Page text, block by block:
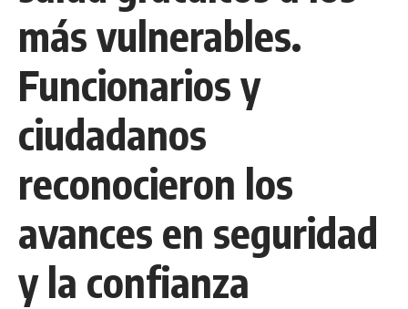
más vulnerables.
Funcionarios y
ciudadanos
reconocieron los
avances en seguridad
y la confianza